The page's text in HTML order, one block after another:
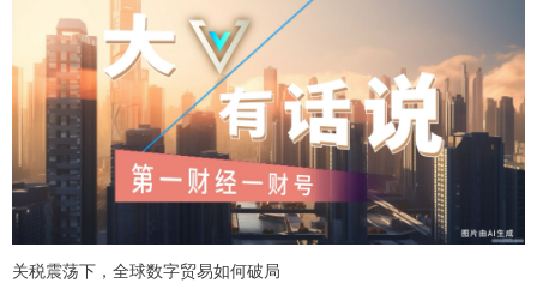
关税震荡下，全球数字贸易如何破局